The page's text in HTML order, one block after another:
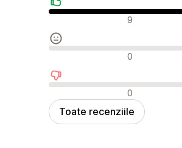
Recenzii pozitive 9
Recenzii neutre 0
Recenzii negative0
Toate recenziile